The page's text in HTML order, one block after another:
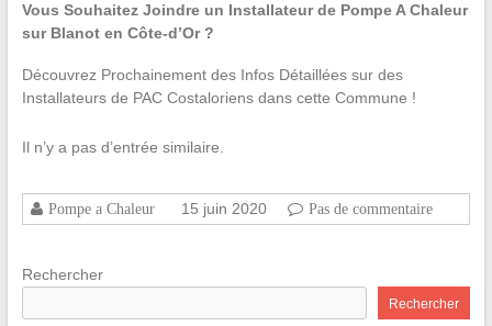
Vous Souhaitez Joindre un Installateur de Pompe A Chaleur
sur Blanot en Côte-d’Or ?
Découvrez Prochainement des Infos Détaillées sur des
Installateurs de PAC Costaloriens dans cette Commune !
Il n’y a pas d’entrée similaire.
Pompe a Chaleur 15 juin 2020 Pas de commentaire
Rechercher
Rechercher